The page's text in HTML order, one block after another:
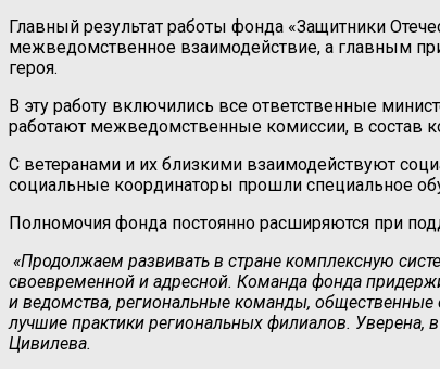
Главный результат работы фонда «Защитники
межведомственное взаимодействие, а главным
героя.
В эту работу включились все ответственные
работают межведомственные комиссии, в состав
С ветеранами и их близкими взаимодействуют
социальные координаторы прошли специальное
Полномочия фонда постоянно расширяются при
«Продолжаем развивать в стране комплексную
своевременной и адресной. Команда фонда
и ведомства, региональные команды,
лучшие практики региональных филиалов.
Цивилева.